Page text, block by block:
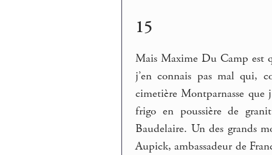
15
Mais Maxime Du Camp est
j’en connais pas mal qui,
cimetière Montparnasse que
frigo en poussière de
Baudelaire. Un des grands
Aupick, ambassadeur de